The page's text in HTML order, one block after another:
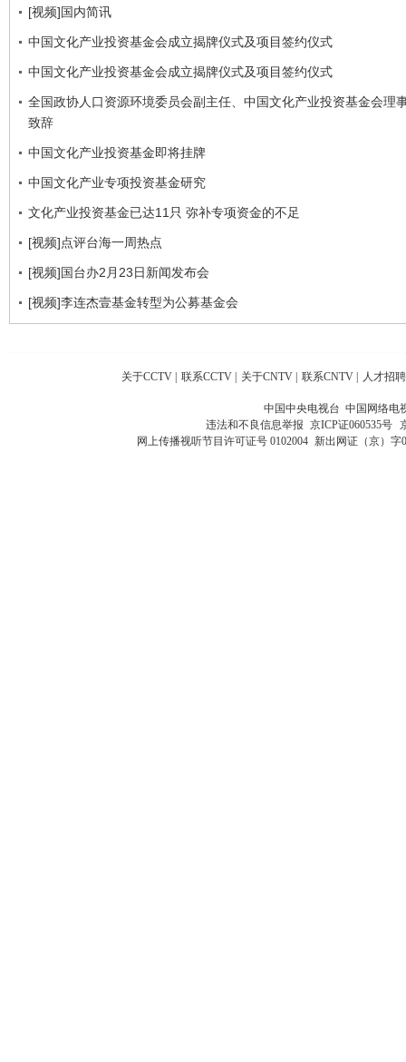
[视频]国内简讯
中国文化产业投资基金会成立揭牌仪式及项目签约仪式
中国文化产业投资基金会成立揭牌仪式及项目签约仪式
全国政协人口资源环境委员会副主任、中国文化产业投资基金会理
致辞
中国文化产业投资基金即将挂牌
中国文化产业专项投资基金研究
文化产业投资基金已达11只 弥补专项资金的不足
[视频]点评台海一周热点
[视频]国台办2月23日新闻发布会
[视频]李连杰壹基金转型为公募基金会
关于CCTV | 联系CCTV | 关于CNTV | 联系CNTV | 人才招聘
中国中央电视台 中国网络电
违法和不良信息举报 京ICP证060535号
网上传播视听节目许可证号 0102004 新出网证（京）